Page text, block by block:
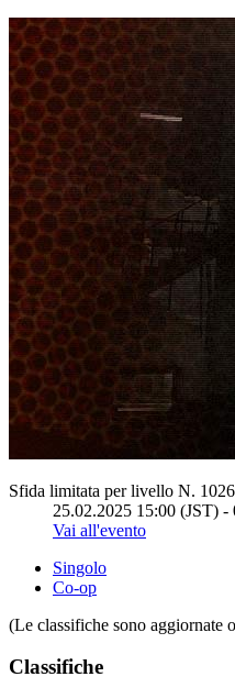
Sfida limitata per livello N. 1026
25.02.2025 15:00 (JST)
Vai all'evento
Singolo
Co-op
(Le classifiche sono aggiornate
Classifiche